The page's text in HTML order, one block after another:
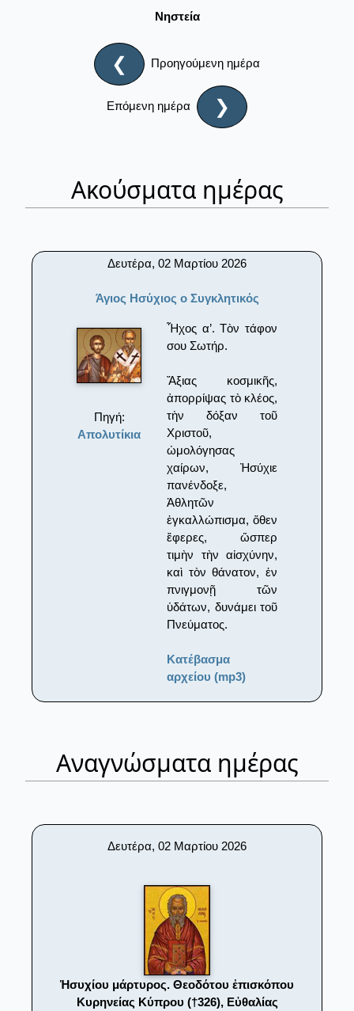
Νηστεία
❮ Προηγούμενη ημέρα
Επόμενη ημέρα ❯
Ακούσματα ημέρας
Δευτέρα, 02 Μαρτίου 2026
Άγιος Ησύχιος ο Συγκλητικός
Πηγή:
Απολυτίκια
Ἦχος α’. Τὸν τάφον
σου Σωτήρ.
Ἄξιας κοσμικῆς,
ἀπορρίψας τὸ κλέος,
τὴν δόξαν τοῦ
Χριστοῦ,
ὠμολόγησας
χαίρων, Ἠσύχιε
πανένδοξε,
Ἀθλητῶν
ἐγκαλλώπισμα, ὅθεν
ἔφερες, ὥσπερ
τιμὴν τὴν αἰσχύνην,
καὶ τὸν θάνατον, ἐν
πνιγμονῇ τῶν
ὑδάτων, δυνάμει τοῦ
Πνεύματος.
Κατέβασμα
αρχείου (mp3)
Αναγνώσματα ημέρας
Δευτέρα, 02 Μαρτίου 2026
Ἡσυχίου μάρτυρος. Θεοδότου ἐπισκόπου
Κυρηνείας Κύπρου (†326), Εὐθαλίας